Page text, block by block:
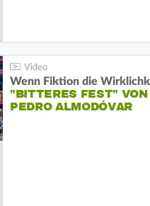
"BITTERES FEST" VON
PEDRO ALMODÓVAR